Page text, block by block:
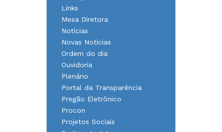
Links
Mesa Diretora
Notícias
Novas Noticias
Ordem do dia
Ouvidoria
Plenário
Portal da Transparência
Pregão Eletrônico
Procon
Projetos Sociais